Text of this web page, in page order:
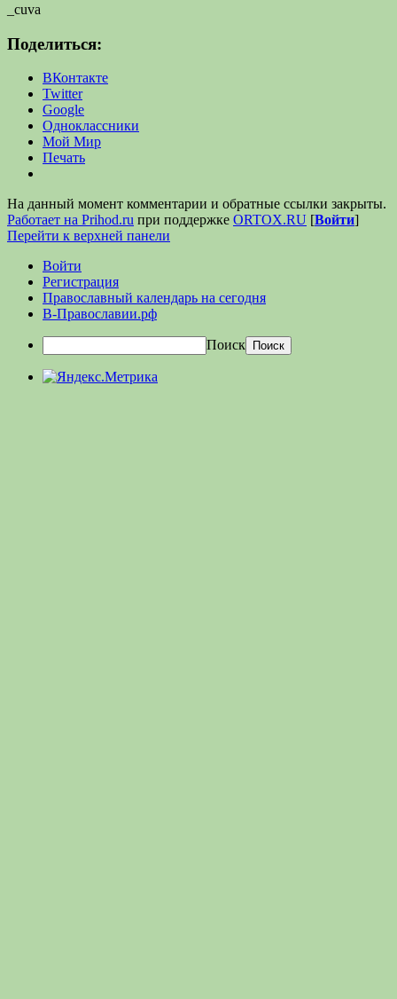
_cuva
Поделиться:
ВКонтакте
Twitter
Google
Одноклассники
Мой Мир
Печать
На данный момент комментарии и обратные ссылки закрыты.
Работает на Prihod.ru при поддержке ORTOX.RU [Войти]
Перейти к верхней панели
Войти
Регистрация
Православный календарь на сегодня
В-Православии.рф
Поиск